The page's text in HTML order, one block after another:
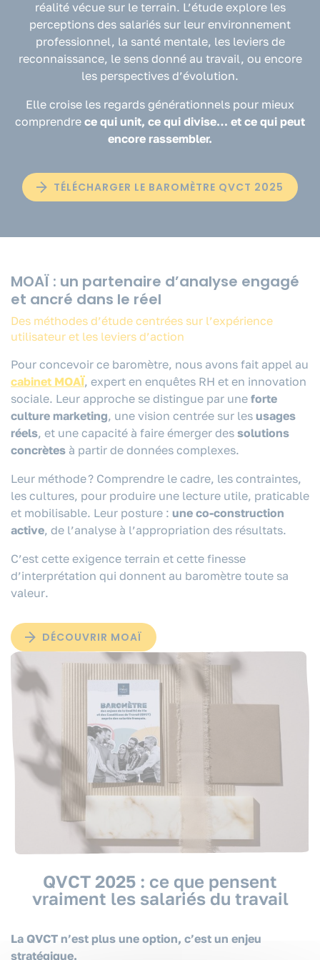
réalité vécue sur le terrain. L’étude explore les
perceptions des salariés sur leur environnement
professionnel, la santé mentale, les leviers de
reconnaissance, le sens donné au travail, ou encore
les perspectives d’évolution.
Elle croise les regards générationnels pour mieux
comprendre ce qui unit, ce qui divise… et ce qui peut
encore rassembler.
TÉLÉCHARGER LE BAROMÈTRE QVCT 2025
MOAÏ : un partenaire d’analyse engagé
et ancré dans le réel
Des méthodes d’étude centrées sur l’expérience
utilisateur et les leviers d’action
Pour concevoir ce baromètre, nous avons fait appel au
cabinet MOAÏ, expert en enquêtes RH et en innovation
sociale. Leur approche se distingue par une forte
culture marketing, une vision centrée sur les usages
réels, et une capacité à faire émerger des solutions
concrètes à partir de données complexes.
Leur méthode ? Comprendre le cadre, les contraintes,
les cultures, pour produire une lecture utile, praticable
et mobilisable. Leur posture : une co-construction
active, de l’analyse à l’appropriation des résultats.
C’est cette exigence terrain et cette finesse
d’interprétation qui donnent au baromètre toute sa
valeur.
DÉCOUVRIR MOAÏ
QVCT 2025 : ce que pensent
vraiment les salariés du travail
La QVCT n’est plus une option, c’est un enjeu
stratégique.